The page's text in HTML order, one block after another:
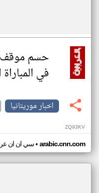
حسم موقف
في
اخبار موريتانيا
ZQ93KV
سي ان ان• arabic.cnn.com